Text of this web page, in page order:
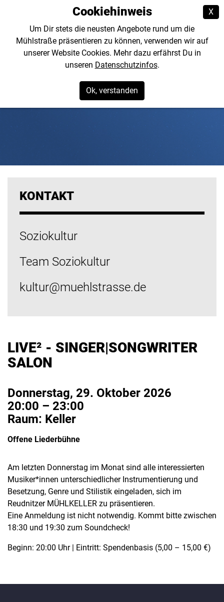
Cookiehinweis
Um Dir stets die neusten Angebote rund um die
Mühlstraße präsentieren zu können, verwenden wir auf
unserer Website Cookies. Mehr dazu erfährst Du in
unseren Datenschutzinfos.
Ok, verstanden
X
KONTAKT
Soziokultur
Team Soziokultur
kultur@muehlstrasse.de
LIVE² - SINGER|SONGWRITER
SALON
Donnerstag, 29. Oktober 2026
20:00 – 23:00
Raum: Keller
Offene Liederbühne
Am letzten Donnerstag im Monat sind alle interessierten
Musiker*innen unterschiedlicher Instrumentierung und
Besetzung, Genre und Stilistik eingeladen, sich im
Reudnitzer MÜHLKELLER zu präsentieren.
Eine Anmeldung ist nicht notwendig. Kommt bitte zwischen
18:30 und 19:30 zum Soundcheck!
Beginn: 20:00 Uhr | Eintritt: Spendenbasis (5,00 – 15,00 €)